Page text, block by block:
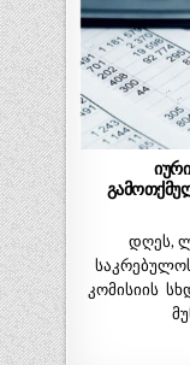
დღეს,
კომისიის